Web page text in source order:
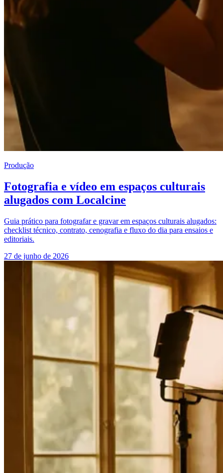
Produção
Fotografia e vídeo em espaços culturais
alugados com Localcine
Guia prático para fotografar e gravar em espaços culturais alugados:
checklist técnico, contrato, cenografia e fluxo do dia para ensaios e
editoriais.
27 de junho de 2026